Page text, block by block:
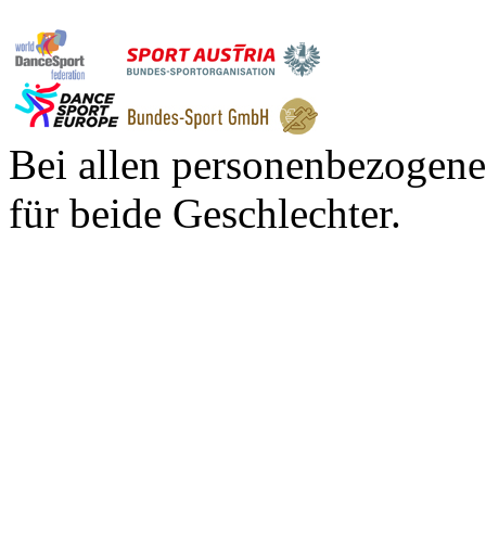
Bei allen
für beide Geschlechter.